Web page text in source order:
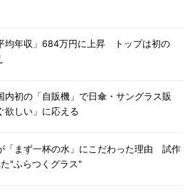
均年収」684万円に上昇 トップは初の
内初の「自販機」で日傘・サングラス販
しい」に応える
「まず一杯の水」にこだわった理由 試作
"ふらつくグラス"